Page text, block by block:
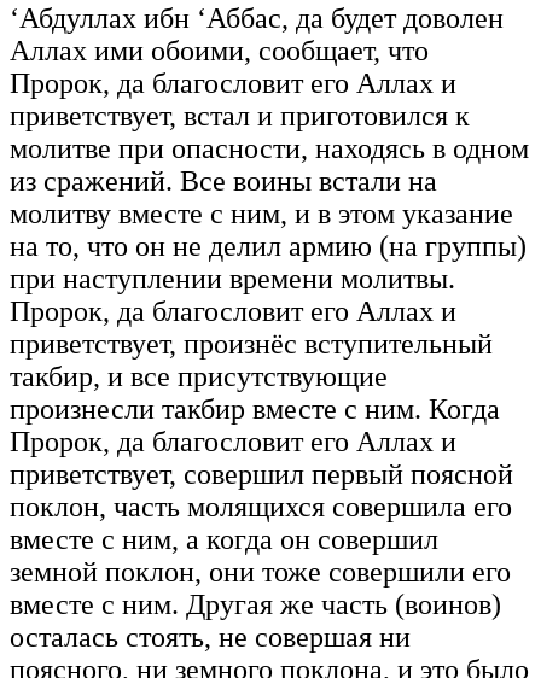
‘Абдуллах ибн ‘Аббас, да будет доволен
Аллах ими обоими, сообщает, что
Пророк, да благословит его Аллах и
приветствует, встал и приготовился к
молитве при опасности, находясь в одном
из сражений. Все воины встали на
молитву вместе с ним, и в этом указание
на то, что он не делил армию (на группы)
при наступлении времени молитвы.
Пророк, да благословит его Аллах и
приветствует, произнёс вступительный
такбир, и все присутствующие
произнесли такбир вместе с ним. Когда
Пророк, да благословит его Аллах и
приветствует, совершил первый поясной
поклон, часть молящихся совершила его
вместе с ним, а когда он совершил
земной поклон, они тоже совершили его
вместе с ним. Другая же часть (воинов)
осталась стоять, не совершая ни
поясного, ни земного поклона, и это было